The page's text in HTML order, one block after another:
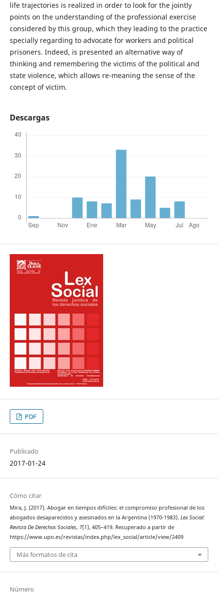
life trajectories is realized in order to look for the jointly
points on the understanding of the professional exercise
considered by this group, which they leading to the practice
specially regarding to advocate for workers and political
prisoners. Indeed, is presented an alternative way of
thinking and remembering the victims of the political and
state violence, which allows re-meaning the sense of the
concept of victim.
Descargas
PDF
Publicado
2017-01-24
Cómo citar
Mira, J. (2017). Abogar en tiempos difíciles: el compromiso profesional de los
abogados desaparecidos y asesinados en la Argentina (1970-1983). Lex Social:
Revista De Derechos Sociales, 7(1), 405–419. Recuperado a partir de
https://www.upo.es/revistas/index.php/lex_social/article/view/2409
Más formatos de cita
Número